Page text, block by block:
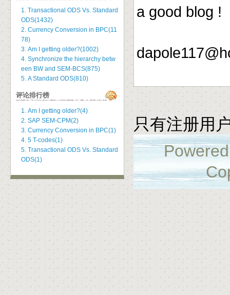
a good blog !
只有注册用
1. Transactional ODS Vs. Standard
ODS(1432)
2. Currency Conversion in BPC(11
78)
3. Am I getting older?(1002)
4. Synchronize the hierarchy betw
een BW and SEM-BCS(875)
5. A Standard ODS(810)
评论排行榜
1. Am I getting older?(4)
2. SAP SEM-CPM(2)
3. Currency Conversion in BPC(1)
4. 5 T-codes(1)
5. Transactional ODS Vs. Standard
ODS(1)